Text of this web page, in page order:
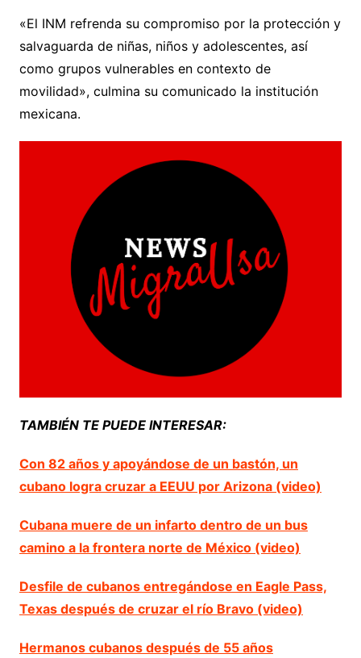
«El INM refrenda su compromiso por la protección y
salvaguarda de niñas, niños y adolescentes, así
como grupos vulnerables en contexto de
movilidad», culmina su comunicado la institución
mexicana.
TAMBIÉN TE PUEDE INTERESAR:
Con 82 años y apoyándose de un bastón, un
cubano logra cruzar a EEUU por Arizona (video)
Cubana muere de un infarto dentro de un bus
camino a la frontera norte de México (video)
Desfile de cubanos entregándose en Eagle Pass,
Texas después de cruzar el río Bravo (video)
Hermanos cubanos después de 55 años